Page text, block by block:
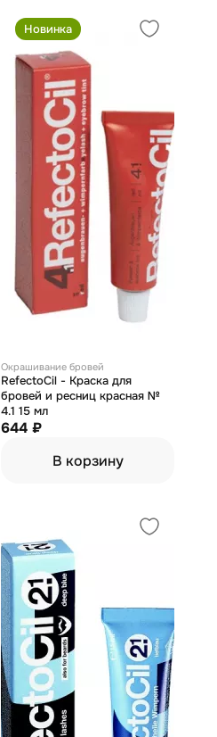
Новинка
Окрашивание бровей
RefectoCil - Краска для
бровей и ресниц красная №
4.1 15 мл
644 ₽
В корзину